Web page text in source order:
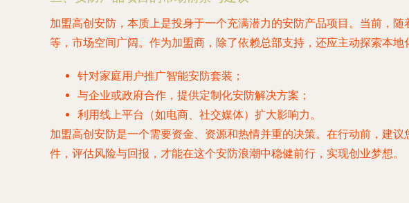
加盟高创安防，本质上是投身于一个充满潜力的安防产品项目。当前，
等，市场空间广阔。作为加盟商，除了依赖总部支持，还应主动探索本地
针对家庭用户推广智能安防套装；
与企业或政府合作，提供定制化安防解决方案；
利用线上平台（如电商、社交媒体）扩大影响力。
加盟高创安防是一个需要资金、资源和热情并重的决策。在行动前，建
件，评估风险与回报，才能在这个安防浪潮中稳健前行，实现创业梦想。